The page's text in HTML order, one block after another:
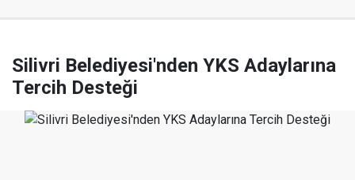
Silivri Belediyesi'nden YKS Adaylarına
Tercih Desteği